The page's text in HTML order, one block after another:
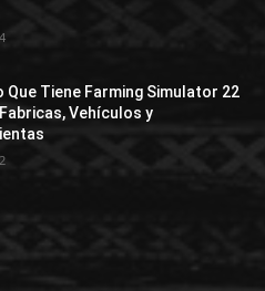
Que Tiene Farming Simulator 22
Vehículos y